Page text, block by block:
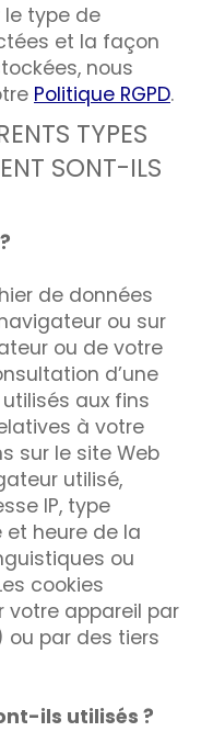
le type de
et la façon
nous
Politique RGPD.
TYPES
SONT-ILS
de données
ou sur
ou de votre
d’une
aux fins
à votre
sur le site Web
utilisé,
IP, type
et heure de la
ou
cookies
votre appareil par
ou par des tiers
ils utilisés ?